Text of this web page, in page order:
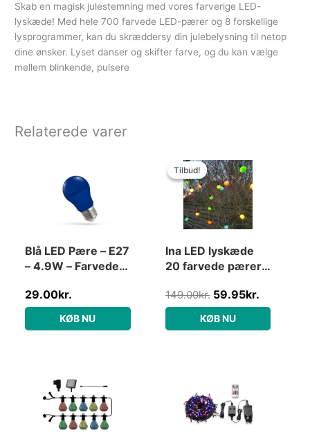
Skab en magisk julestemning med vores farverige LED-
lyskæde! Med hele 700 farvede LED-pærer og 8 forskellige
lysprogrammer, kan du skræddersy din julebelysning til netop
dine ønsker. Lyset danser og skifter farve, og du kan vælge
mellem blinkende, pulsere
Relaterede varer
Blå LED Pære – E27
– 4.9W – Farvede
29.00kr.
KØB NU
Tilbud!
Tilbud!
Ina LED lyskæde
20 farvede pærer
149.00kr.
oprindelige
pris
var:
149.00kr..
59.95kr.
KØB NU